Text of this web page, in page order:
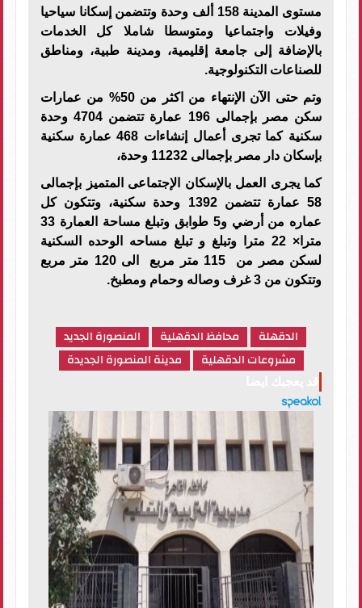
مستوى المدينة 158 ألف وحدة وتتضمن إسكانا سياحيا
وفيلات واجتماعيا ومتوسطا شاملا كل الخدمات
بالإضافة إلى جامعة إقليمية، ومدينة طبية، ومناطق
للصناعات التكنولوجية.
وتم حتى الآن الإنتهاء من اكثر من 50% من عمارات
سكن مصر بإجمالى 196 عمارة تتضمن 4704 وحدة
سكنية كما تجرى أعمال إنشاءات 468 عمارة سكنية
بإسكان دار مصر بإجمالى 11232 وحدة،
كما يجرى العمل بالإسكان الإجتماعى المتميز بإجمالى
58 عمارة تتضمن 1392 وحدة سكنية، وتتكون كل
عماره من أرضي و5 طوابق وتبلغ مساحة العمارة 33
مترا× 22 مترا وتبلغ و تبلغ مساحه الوحده السكنية
لسكن مصر من 115 متر مربع الى 120 متر مربع
وتتكون من 3 غرف وصاله وحمام ومطبخ.
الدقهلة محافظ الدقهلية
المنصورة الجديد
مشروعات الدقهلية
مدينة المنصورة الجديدة